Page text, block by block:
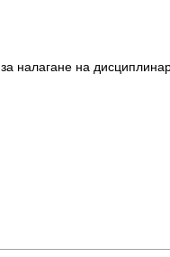
за налагане на